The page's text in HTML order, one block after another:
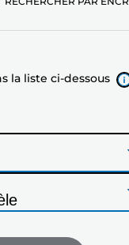
la liste ci-dessous